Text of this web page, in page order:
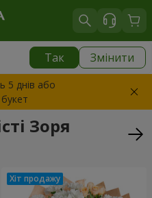
Так Змінити
5 днів або
Зоря